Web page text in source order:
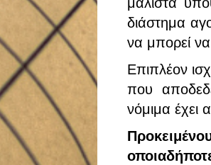
διάστημα
να μπορεί
Επιπλέον
που
νόμιμα έχει